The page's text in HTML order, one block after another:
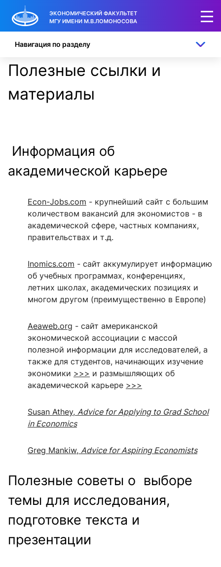
ЭКОНОМИЧЕСКИЙ ФАКУЛЬТЕТ
МГУ ИМЕНИ М.В.ЛОМОНОСОВА
Полезные ссылки и
материалы
Навигация по разделу
Информация об
академической карьере
Econ-Jobs.com - крупнейший сайт с большим
количеством вакансий для экономистов - в
академической сфере, частных компаниях,
правительствах и т.д.
Inomics.com - сайт аккумулирует информацию
об учебных программах, конференциях,
летних школах, академических позициях и
многом другом (преимущественно в Европе)
Aeaweb.org - сайт американской
экономической ассоциации с массой
полезной информации для исследователей, а
также для студентов, начинающих изучение
экономики >>> и размышляющих об
академической карьере >>>
Susan Athey, Advice for Applying to Grad School
in Economics
Greg Mankiw, Advice for Aspiring Economists
Полезные советы о выборе
темы для исследования,
подготовке текста и
презентации